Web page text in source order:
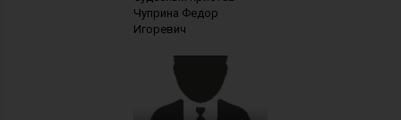
Чуприна Федор
Игоревич